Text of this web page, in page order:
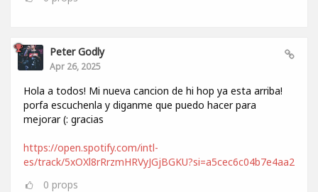
Peter Godly
Apr 26, 2025
Hola a todos! Mi nueva cancion de hi hop ya esta arriba!
porfa escuchenla y diganme que puedo hacer para
mejorar (: gracias
https://open.spotify.com/intl-
es/track/5xOXl8rRrzmHRVyJGjBGKU?si=a5cec6c04b7e4aa2
0 props